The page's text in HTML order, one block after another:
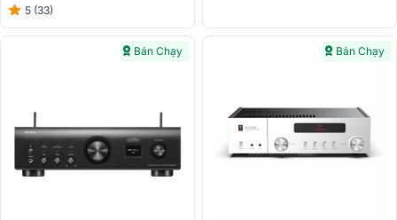
5 (33)
Bán Chạy Bán Chạy